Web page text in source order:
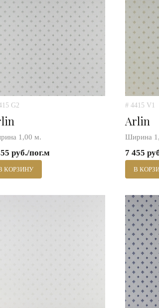
G2
1,00 м.
руб./пог.м
КОРЗИНУ
# 4415 V1
Arlin
Ширина
7 455
В